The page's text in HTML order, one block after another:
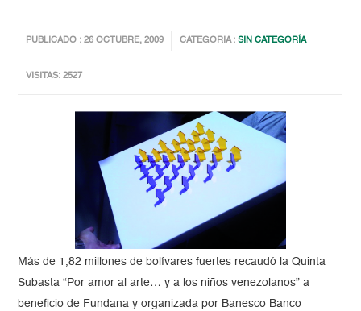
PUBLICADO : 26 OCTUBRE, 2009 CATEGORIA :SIN CATEGORÍA
VISITAS: 2527
Más de 1,82 millones de bolívares fuertes recaudó la Quinta
Subasta “Por amor al arte… y a los niños venezolanos” a
beneficio de Fundana y organizada por Banesco Banco